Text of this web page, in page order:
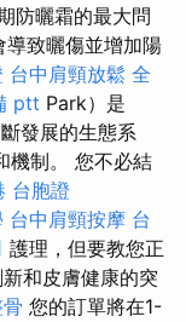
防曬霜的最大問
導致曬傷並增加陽
台中肩頸放鬆 全
ptt Park）是
發展的生態系
機制。 您不必結
台胞證
台中肩頸按摩 台
護理，但要教您正
和皮膚健康的突
您的訂單將在1-